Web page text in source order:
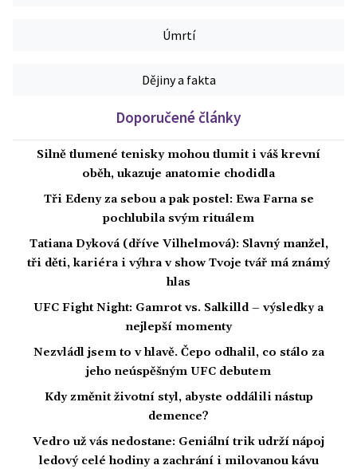
Úmrtí
Dějiny a fakta
Doporučené články
Silně tlumené tenisky mohou tlumit i váš krevní
oběh, ukazuje anatomie chodidla
Tři Edeny za sebou a pak postel: Ewa Farna se
pochlubila svým rituálem
Tatiana Dyková (dříve Vilhelmová): Slavný manžel,
tři děti, kariéra i výhra v show Tvoje tvář má známý
hlas
UFC Fight Night: Gamrot vs. Salkilld – výsledky a
nejlepší momenty
Nezvládl jsem to v hlavě. Čepo odhalil, co stálo za
jeho neúspěšným UFC debutem
Kdy změnit životní styl, abyste oddálili nástup
demence?
Vedro už vás nedostane: Geniální trik udrží nápoj
ledový celé hodiny a zachrání i milovanou kávu